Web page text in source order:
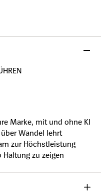
Marke, mit und ohne KI
Wandel lehrt
zur Höchstleistung
zu zeigen